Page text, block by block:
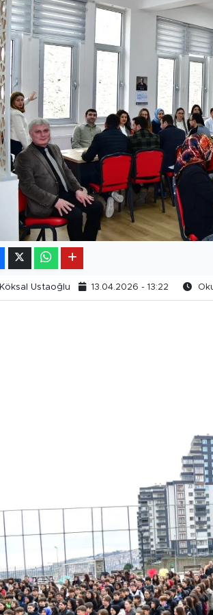
Köksal Ustaoğlu 13.04.2026 - 13:22